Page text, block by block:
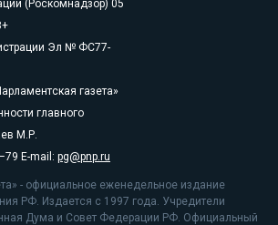
(Роскомнадзор) 05
Эл № ФС77-
газета»
главного
М.Р.
E-mail: pg@pnp.ru
- официальное еженедельное издание
РФ. Издается с 1997 года. Учредители
Дума и Совет Федерации РФ. Официальный